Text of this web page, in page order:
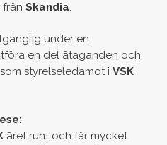
Skandia.
under en
en del åtaganden och
styrelseledamot i VSK
året runt och får mycket